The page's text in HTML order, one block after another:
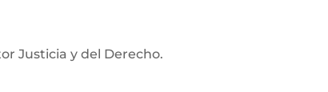
Justicia y del Derecho.